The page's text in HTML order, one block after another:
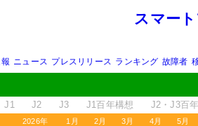
スマー
ニュース プレスリリース ランキング 故障者
J1 J2 J3 J1百年構想 J2・J3百
2026年 1月 2月 3月 4月 5月